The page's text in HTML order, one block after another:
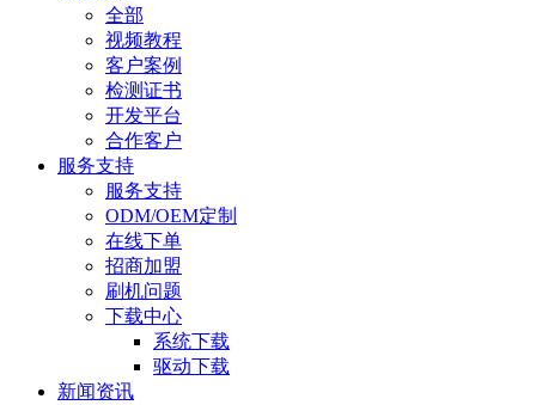
全部
视频教程
客户案例
检测证书
开发平台
合作客户
服务支持
服务支持
ODM/OEM定制
在线下单
招商加盟
刷机问题
下载中心
系统下载
驱动下载
新闻资讯